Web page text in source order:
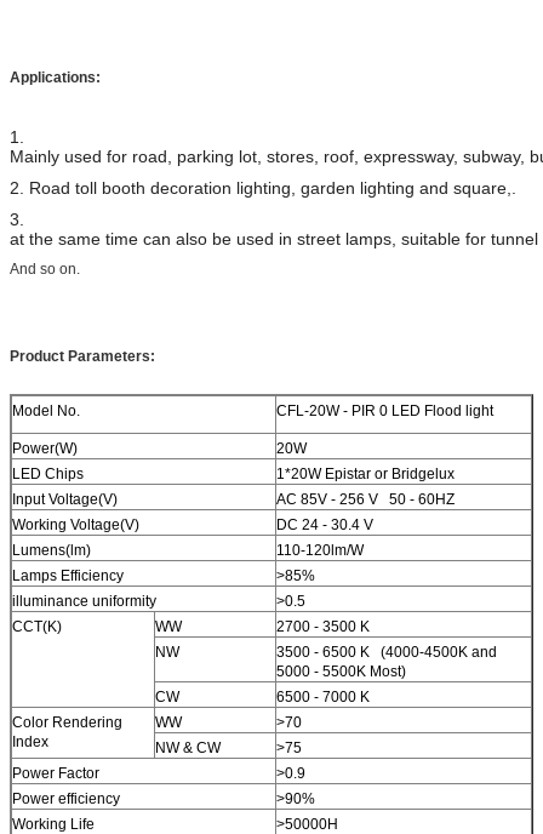
Applications:
1.
Mainly used for road, parking lot, stores, roof, expressway, subway,
2.
Road toll booth decoration lighting, garden lighting and square,.
3.
at the same time can also be used in street lamps, suitable for tunnel
And so on.
Product Parameters:
Model No. CFL-20W - PIR 0 LED Flood light
Power(W)
20W
LED Chips
1*20W Epistar or Bridgelux
Input Voltage(V)
AC 85V - 256 V 50 - 60HZ
Working Voltage(V)
DC 24 - 30.4 V
Lumens(lm)
110-120lm/W
Lamps Efficiency
>85%
illuminance uniformity
>0.5
CCT(K)
WW
2700 - 3500 K
NW
3500 - 6500 K (4000-4500K and
5000 - 5500K Most)
CW
6500 - 7000 K
Color Rendering
Index
WW
>70
NW & CW
>75
Power Factor
>0.9
Power efficiency
>90%
Working Life
>50000H